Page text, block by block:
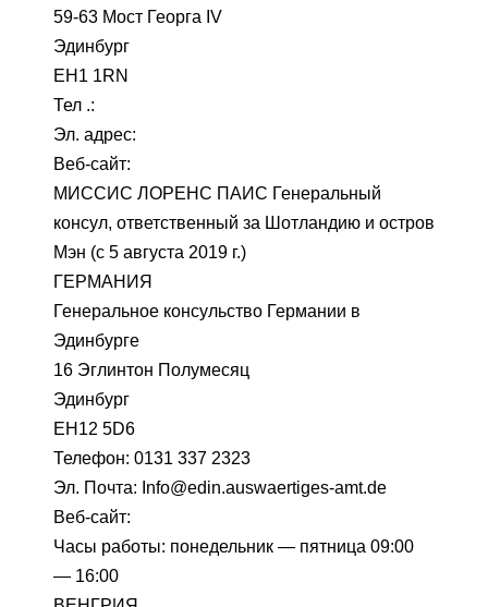
59-63 Мост Георга IV
Эдинбург
EH1 1RN
Тел .:
Эл. адрес:
Веб-сайт:
МИССИС ЛОРЕНС ПАИС Генеральный
консул, ответственный за Шотландию и остров
Мэн (с 5 августа 2019 г.)
ГЕРМАНИЯ
Генеральное консульство Германии в
Эдинбурге
16 Эглинтон Полумесяц
Эдинбург
EH12 5D6
Телефон: 0131 337 2323
Эл. Почта: Info@edin.auswaertiges-amt.de
Веб-сайт:
Часы работы: понедельник — пятница 09:00
— 16:00